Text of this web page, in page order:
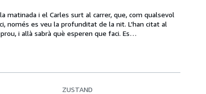
matinada i el Carles surt al carrer, que, com qualsevol
només es veu la profunditat de la nit. L'han citat al
i allà sabrà què esperen que faci. Es…
ZUSTAND